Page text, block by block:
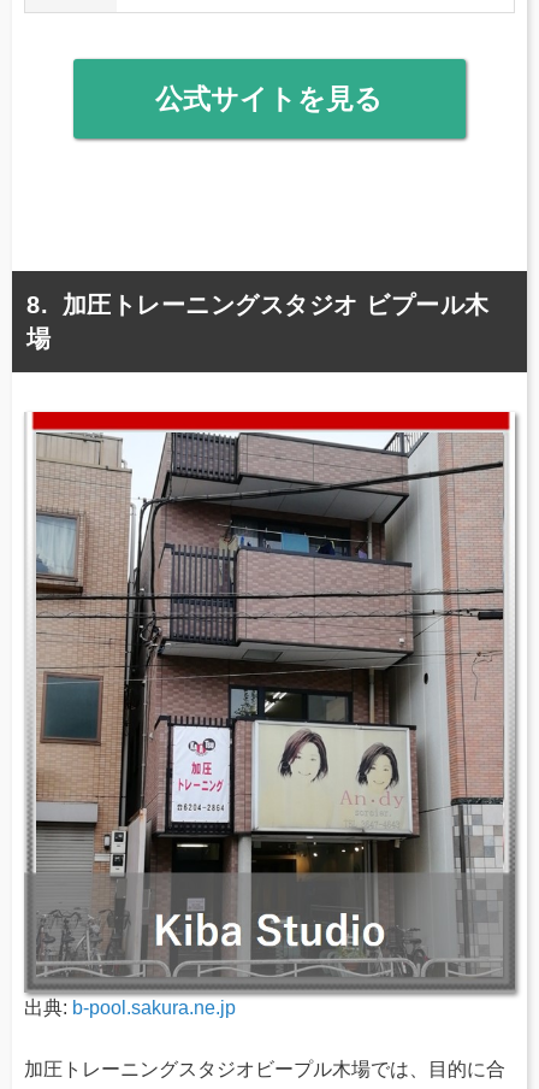
公式サイトを見る
加圧トレーニングスタジオ ビプール木
場
出典: b-pool.sakura.ne.jp
加圧トレーニングスタジオビープル木場では、目的に合